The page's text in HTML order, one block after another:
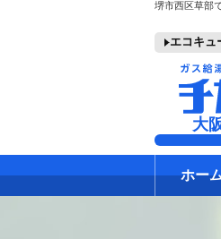
エコキュ
大
ホー